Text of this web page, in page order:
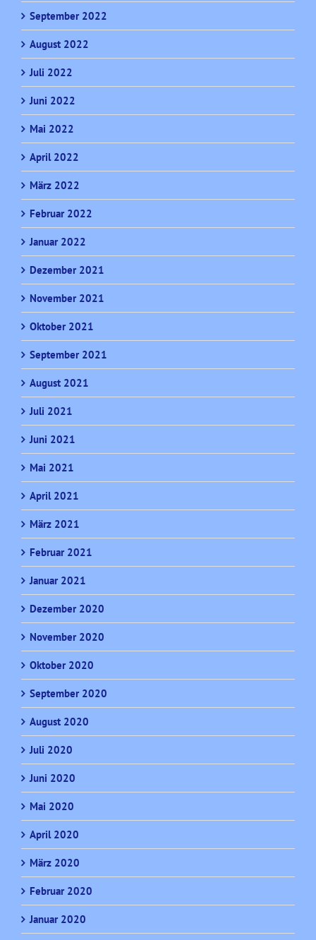
September 2022
August 2022
Juli 2022
Juni 2022
Mai 2022
April 2022
März 2022
Februar 2022
Januar 2022
Dezember 2021
November 2021
Oktober 2021
September 2021
August 2021
Juli 2021
Juni 2021
Mai 2021
April 2021
März 2021
Februar 2021
Januar 2021
Dezember 2020
November 2020
Oktober 2020
September 2020
August 2020
Juli 2020
Juni 2020
Mai 2020
April 2020
März 2020
Februar 2020
Januar 2020